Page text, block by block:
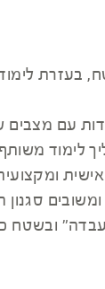
לימוד
עם מצבים
לימוד
סגנון
ובשטח